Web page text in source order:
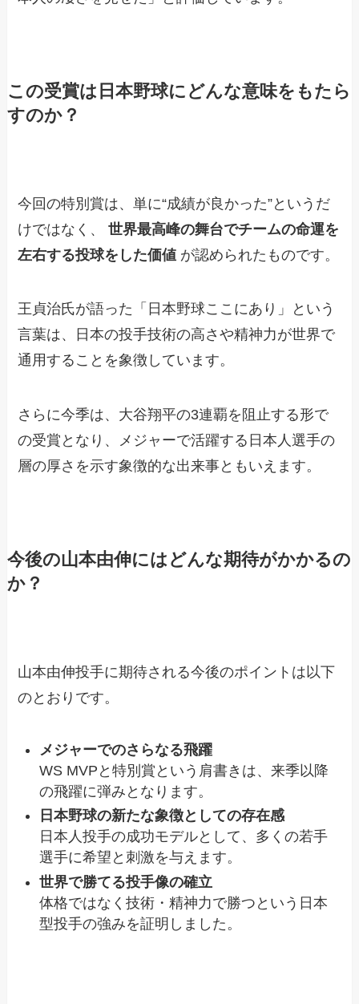
この受賞は日本野球にどんな意味をもたら
すのか？
今回の特別賞は、単に“成績が良かった”というだ
けではなく、世界最高峰の舞台でチームの命運を
左右する投球をした価値 が認められたものです。
王貞治氏が語った「日本野球ここにあり」という
言葉は、日本の投手技術の高さや精神力が世界で
通用することを象徴しています。
さらに今季は、大谷翔平の3連覇を阻止する形で
の受賞となり、メジャーで活躍する日本人選手の
層の厚さを示す象徴的な出来事ともいえます。
今後の山本由伸にはどんな期待がかかるの
か？
山本由伸投手に期待される今後のポイントは以下
のとおりです。
メジャーでのさらなる飛躍
WS MVPと特別賞という肩書きは、来季以降
の飛躍に弾みとなります。
日本野球の新たな象徴としての存在感
日本人投手の成功モデルとして、多くの若手
選手に希望と刺激を与えます。
世界で勝てる投手像の確立
体格ではなく技術・精神力で勝つという日本
型投手の強みを証明しました。